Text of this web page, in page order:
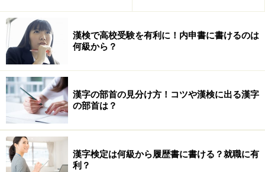
これまでやってきた過去問題集・ノートを
見直す
今まで何ヵ月もかけて勉強してきた方も、そうでない方
でも、少なくとも1冊は参考にしている過去問題集や学
習ノートがあると思います。それをもう一度初めから目
を通し、時間が無ければ要点だけをピックアップしてみ
てはいかがでしょう。
漢検で高校受験を有利に！内申書に書けるのは
何級から？
漢字の部首の見分け方！コツや漢検に出る漢字
の部首は？
漢字検定は何級から履歴書に書ける？就職に有
利？